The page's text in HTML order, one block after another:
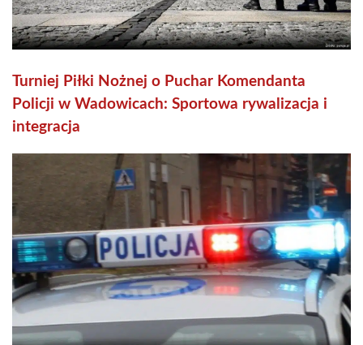
Turniej Piłki Nożnej o Puchar Komendanta
Policji w Wadowicach: Sportowa rywalizacja i
integracja